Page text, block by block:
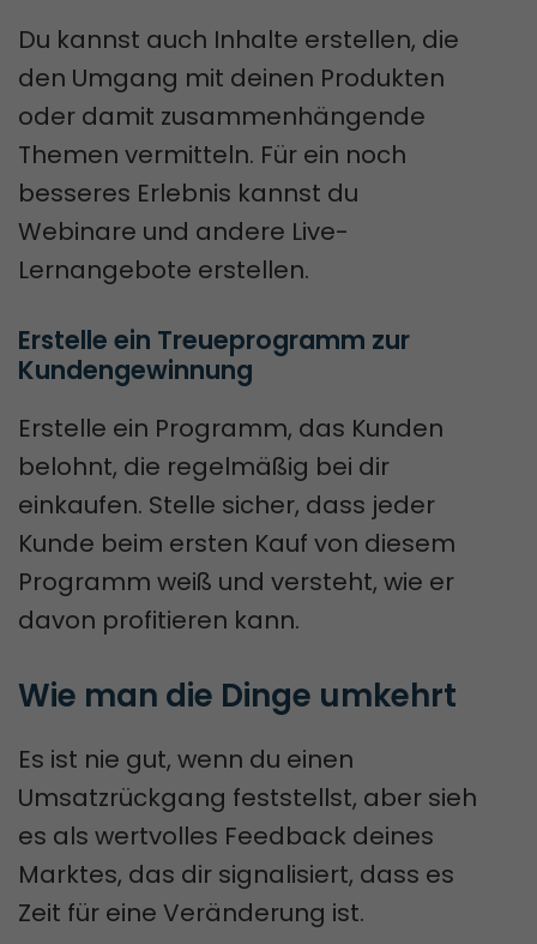
Du kannst auch Inhalte erstellen, die
den Umgang mit deinen Produkten
oder damit zusammenhängende
Themen vermitteln. Für ein noch
besseres Erlebnis kannst du
Webinare und andere Live-
Lernangebote erstellen.
Erstelle ein Treueprogramm zur
Kundengewinnung
Erstelle ein Programm, das Kunden
belohnt, die regelmäßig bei dir
einkaufen. Stelle sicher, dass jeder
Kunde beim ersten Kauf von diesem
Programm weiß und versteht, wie er
davon profitieren kann.
Wie man die Dinge umkehrt
Es ist nie gut, wenn du einen
Umsatzrückgang feststellst, aber sieh
es als wertvolles Feedback deines
Marktes, das dir signalisiert, dass es
Zeit für eine Veränderung ist.